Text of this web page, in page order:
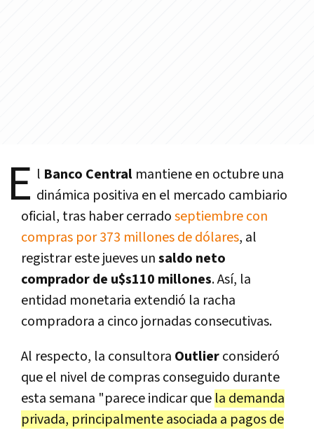
E l Banco Central mantiene en octubre una
dinámica positiva en el mercado cambiario
oficial, tras haber cerradoseptiembre con
compras por 373 millones de dólares, al
registrar este jueves unsaldo neto
comprador de u$s110 millones. Así, la
entidad monetaria extendió la racha
compradora a cinco jornadas consecutivas.
Al respecto, la consultora Outlierconsideró
que el nivel de compras conseguido durante
esta semana "parece indicar que la demanda
privada, principalmente asociada a pagos de